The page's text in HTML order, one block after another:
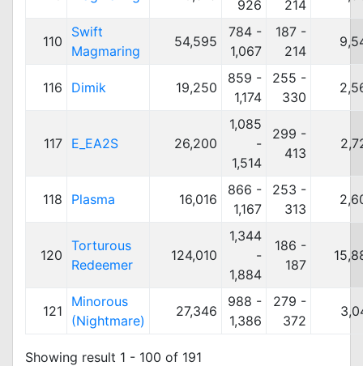
926
214
110
Swift
Magmaring
54,595
784 -
1,067
187 -
214
116 Dimik 19,250
859 -
1,174
255 -
330
117 E_EA2S 26,200
1,085
-
1,514
299 -
413
118 Plasma 16,016
866 -
1,167
253 -
313
120
Torturous
Redeemer
124,010
1,344
-
1,884
186 -
187
121
Minorous
(Nightmare)
27,346
988 -
1,386
279 -
372
Showing result 1 - 100 of 191